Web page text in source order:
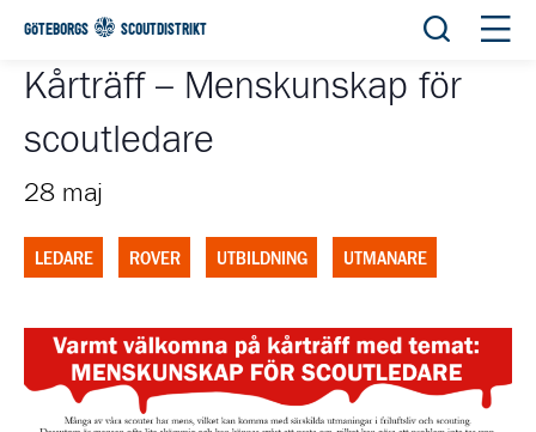
GÖTEBORGS SCOUTDISTRIKT Öppna
Kårträff – Menskunskap för
scoutledare
28 maj
LEDARE ROVER UTBILDNING UTMANARE